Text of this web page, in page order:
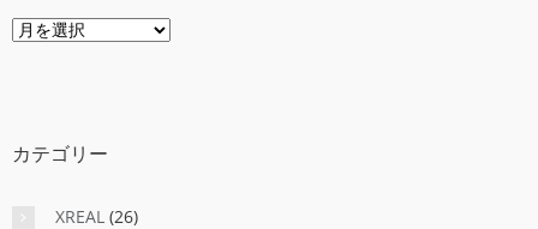
ア
カテゴリー
XREAL (26)